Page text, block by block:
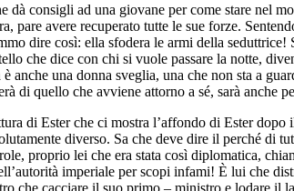
dà consigli ad una giovane per come stare nel
pare avere recuperato tutte le sue forze.
dire così: ella sfodera le armi della
che dice con chi si vuole passare la notte,
anche una donna sveglia, una che non sta a
di quello che avviene attorno a sé, sarà anche
di Ester che ci mostra l’affondo di Ester
diverso. Sa che deve dire il perché di
proprio lei che era stata così diplomatica,
imperiale per scopi infami! È lui che